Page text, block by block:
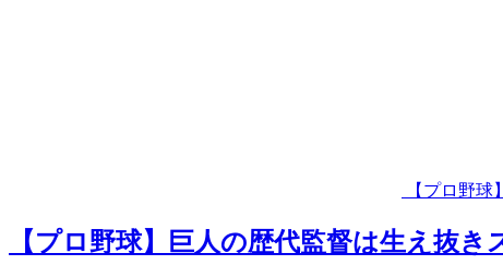
【プロ野球】
【プロ野球】巨人の歴代監督は生え抜